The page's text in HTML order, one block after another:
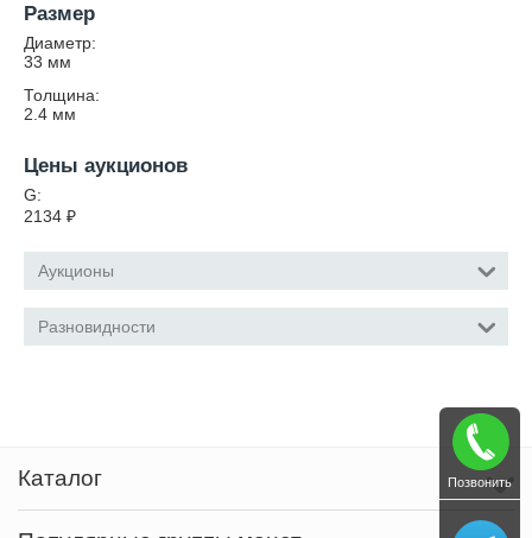
Размер
Диаметр:
33 мм
Толщина:
2.4 мм
Цены аукционов
G:
2134 ₽
Аукционы
Разновидности
Каталог Позвонить